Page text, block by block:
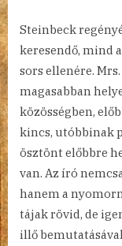
Steinbeck
keresendő, mind
sors ellenére.
magasabban
közösségben,
kincs, utóbbinak
ösztönt előbbre
van. Az író
hanem a
tájak rövid, de
illő